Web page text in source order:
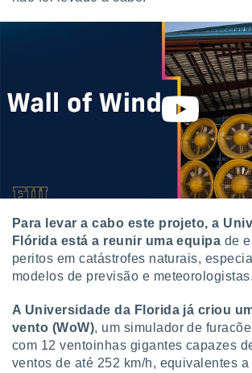
medir o
os
de
e melhorar
dados
Para levar a cabo este projeto, a
Flórida está a reunir uma equipa de
peritos em catástrofes naturais,
modelos de previsão e meteorologistas.
A Universidade da Florida já criou
vento (WoW), um simulador de
com 12 ventoinhas gigantes capazes
ventos de até 252 km/h, equivalentes a